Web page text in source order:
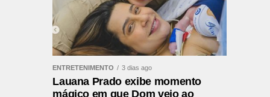
ENTRETENIMENTO 3 dias ago
Lauana Prado exibe momento
mágico em que Dom veio ao